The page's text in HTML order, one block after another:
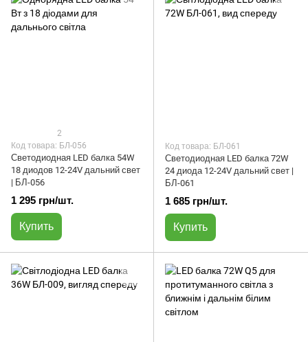
2
Код товара: БЛ-056
Светодиодная LED балка 54W
18 диодов 12-24V дальний свет
| БЛ-056
1 295 грн/шт.
Купить
Код товара: БЛ-061
Светодиодная LED балка 72W
24 диода 12-24V дальний свет |
БЛ-061
1 685 грн/шт.
Купить